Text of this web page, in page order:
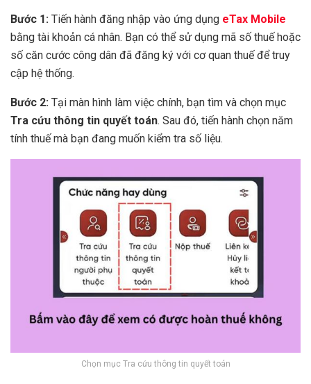
Bước 1: Tiến hành đăng nhập vào ứng dụng eTax Mobile
bằng tài khoản cá nhân. Bạn có thể sử dụng mã số thuế hoặc
số căn cước công dân đã đăng ký với cơ quan thuế để truy
cập hệ thống.
Bước 2: Tại màn hình làm việc chính, bạn tìm và chọn mục
Tra cứu thông tin quyết toán. Sau đó, tiến hành chọn năm
tính thuế mà bạn đang muốn kiểm tra số liệu.
Chọn mục Tra cứu thông tin quyết toán